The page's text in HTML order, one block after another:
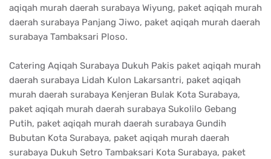
aqiqah murah daerah surabaya Wiyung, paket aqiqah murah
daerah surabaya Panjang Jiwo, paket aqiqah murah daerah
surabaya Tambaksari Ploso.
Catering Aqiqah Surabaya Dukuh Pakis paket aqiqah murah
daerah surabaya Lidah Kulon Lakarsantri, paket aqiqah
murah daerah surabaya Kenjeran Bulak Kota Surabaya,
paket aqiqah murah daerah surabaya Sukolilo Gebang
Putih, paket aqiqah murah daerah surabaya Gundih
Bubutan Kota Surabaya, paket aqiqah murah daerah
surabaya Dukuh Setro Tambaksari Kota Surabaya, paket